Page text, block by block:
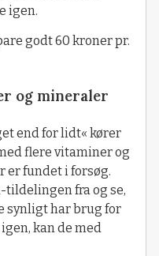
igen.
godt 60 kroner pr.
og mineraler
end for lidt« kører
flere vitaminer og
er fundet i forsøg.
fra og se,
synligt har brug for
kan de med